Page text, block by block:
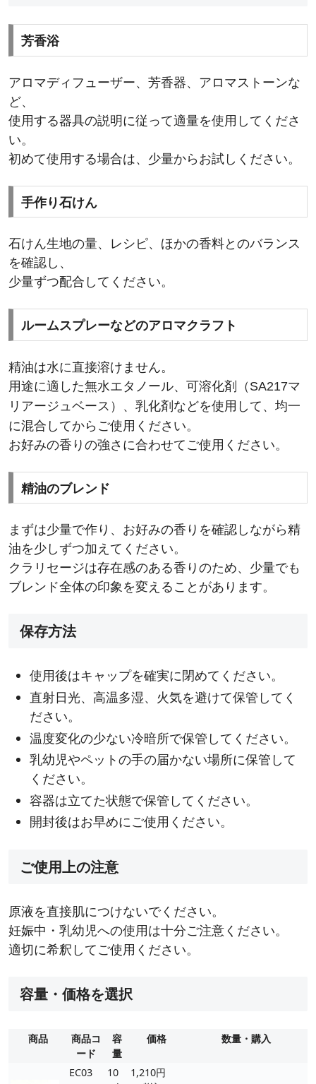
芳香浴
アロマディフューザー、芳香器、アロマストーンな
ど、
使用する器具の説明に従って適量を使用してくださ
い。
初めて使用する場合は、少量からお試しください。
手作り石けん
石けん生地の量、レシピ、ほかの香料とのバランス
を確認し、
少量ずつ配合してください。
ルームスプレーなどのアロマクラフト
精油は水に直接溶けません。
用途に適した無水エタノール、可溶化剤（ SA217マ
リアージュベース ）、乳化剤などを使用して、均一
に混合してからご使用ください。
お好みの香りの強さに合わせてご使用ください。
精油のブレンド
まずは少量で作り、お好みの香りを確認しながら精
油を少しずつ加えてください。
クラリセージは存在感のある香りのため、少量でも
ブレンド全体の印象を変えることがあります。
保存方法
使用後はキャップを確実に閉めてください。
直射日光、高温多湿、火気を避けて保管してく
ださい。
温度変化の少ない冷暗所で保管してください。
乳幼児やペットの手の届かない場所に保管して
ください。
容器は立てた状態で保管してください。
開封後はお早めにご使用ください。
ご使用上の注意
原液を直接肌につけないでください。
妊娠中・乳幼児への使用は十分ご注意ください。
適切に希釈してご使用ください。
容量・価格を選択
商品
商品コ
ード
容
量
価格 数量・購入
EC03
10
1,210円